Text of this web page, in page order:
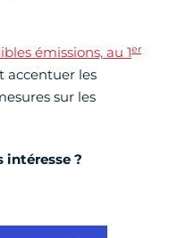
émissions, au 1er
accentuer les
sur les
intéresse ?